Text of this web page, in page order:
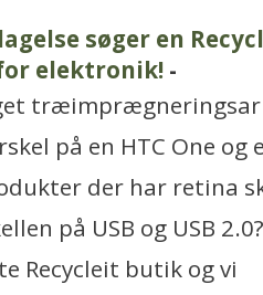
søger en
elektronik! -
på en HTC One og
der har retina
på USB og USB
Recycleit butik og vi